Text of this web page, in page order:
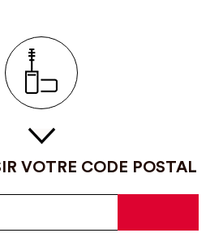
VOTRE CODE POSTAL